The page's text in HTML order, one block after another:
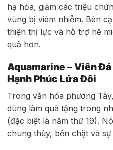
hạ hỏa, giảm các triệu
vùng bị viêm nhiễm. Bên
thiện thị lực và hỗ trợ hệ
quả hơn.
Aquamarine – Viên Đá
Hạnh Phúc Lứa Đôi
Trong văn hóa phương Tây,
dùng làm quà tặng trong
(đặc biệt là năm thứ 19).
chung thủy, bền chặt và